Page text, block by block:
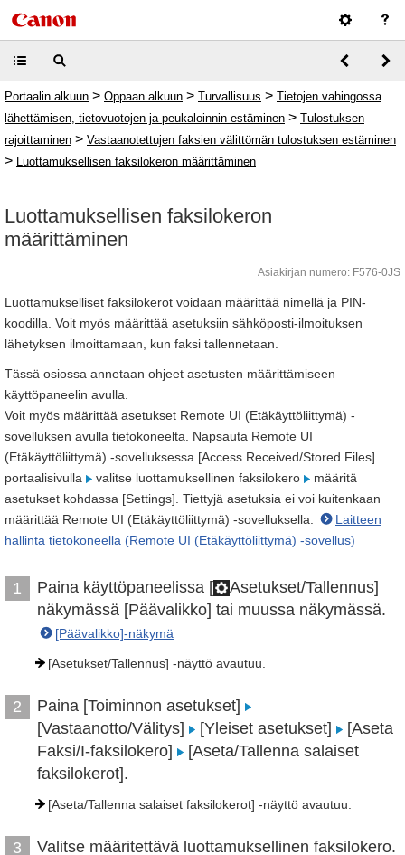
Portaalin alkuun > Oppaan alkuun > Turvallisuus > Tietojen vahingossa
lähettämisen, tietovuotojen ja peukaloinnin estäminen > Tulostuksen
rajoittaminen > Vastaanotettujen faksien välittömän tulostuksen estäminen
> Luottamuksellisen faksilokeron määrittäminen
Luottamuksellisen faksilokeron
määrittäminen
Asiakirjan numero: F576-0JS
Luottamukselliset faksilokerot voidaan määrittää nimellä ja PIN-
koodilla. Voit myös määrittää asetuksiin sähköposti-ilmoituksen
lähetyksen ilmoittamaan, kun faksi tallennetaan.
Tässä osiossa annetaan ohjeet asetusten määrittämiseen
käyttöpaneelin avulla.
Voit myös määrittää asetukset Remote UI (Etäkäyttöliittymä) -
sovelluksen avulla tietokoneelta. Napsauta Remote UI
(Etäkäyttöliittymä) -sovelluksessa [Access Received/Stored Files]
portaalisivulla
valitse luottamuksellinen faksilokero
määritä
asetukset kohdassa [Settings]. Tiettyjä asetuksia ei voi kuitenkaan
määrittää Remote UI (Etäkäyttöliittymä) -sovelluksella.
Laitteen
hallinta tietokoneella (Remote UI (Etäkäyttöliittymä) -sovellus)
1 Paina käyttöpaneelissa [
Asetukset/Tallennus]
näkymässä [Päävalikko] tai muussa näkymässä.
[Päävalikko]-näkymä
[Asetukset/Tallennus] -näyttö avautuu.
2
Paina [Toiminnon asetukset]
[Vastaanotto/Välitys]
[Yleiset asetukset]
[Aseta
Faksi/I-faksilokero]
[Aseta/Tallenna salaiset
faksilokerot].
[Aseta/Tallenna salaiset faksilokerot] -näyttö avautuu.
3 Valitse määritettävä luottamuksellinen faksilokero.